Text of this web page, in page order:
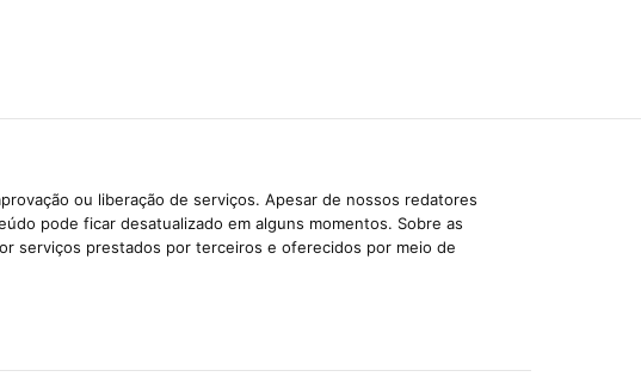
ou liberação de serviços. Apesar de nossos redatores
pode ficar desatualizado em alguns momentos. Sobre as
serviços prestados por terceiros e oferecidos por meio de